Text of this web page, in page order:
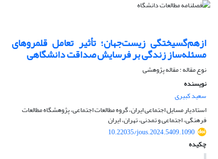
ازهم‌گسیختگی زیست‌جهان؛ تأثیر تعامل قلمروهای
مسئله‌ساز زندگی بر فرسایش صداقت دانشگاهی
نوع مقاله : مقاله پژوهشی
نویسنده
سعید کبیری
استادیار مسایل اجتماعی ایران، گروه مطالعات اجتماعی، پژوهشگاه مطالعات
فرهنگی، اجتماعی و تمدنی، تهران، ایران
10.22035/jous.2024.5409.1090
چکیده